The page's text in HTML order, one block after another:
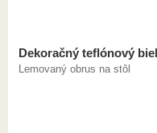
Dekoračný teflónový
Lemovaný obrus na stôl